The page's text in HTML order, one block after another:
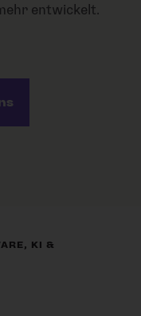
entwickelt.
KI &